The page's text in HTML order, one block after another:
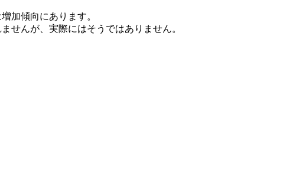
加傾向にあります。
せんが、実際にはそうではありません。